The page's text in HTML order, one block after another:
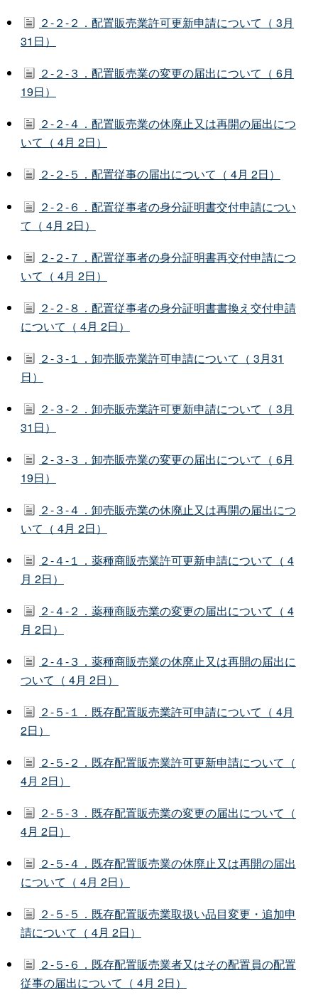
２-２-２．配置販売業許可更新申請について（ 3月
31日）
２-２-３．配置販売業の変更の届出について（ 6月
19日）
２-２-４．配置販売業の休廃止又は再開の届出につ
いて（ 4月 2日）
２-２-５．配置従事の届出について（ 4月 2日）
２-２-６．配置従事者の身分証明書交付申請につい
て（ 4月 2日）
２-２-７．配置従事者の身分証明書再交付申請につ
いて（ 4月 2日）
２-２-８．配置従事者の身分証明書書換え交付申請
について（ 4月 2日）
２-３-１．卸売販売業許可申請について（ 3月31
日）
２-３-２．卸売販売業許可更新申請について（ 3月
31日）
２-３-３．卸売販売業の変更の届出について（ 6月
19日）
２-３-４．卸売販売業の休廃止又は再開の届出につ
いて（ 4月 2日）
２-４-１．薬種商販売業許可更新申請について（ 4
月 2日）
２-４-２．薬種商販売業の変更の届出について（ 4
月 2日）
２-４-３．薬種商販売業の休廃止又は再開の届出に
ついて（ 4月 2日）
２-５-１．既存配置販売業許可申請について（ 4月
2日）
２-５-２．既存配置販売業許可更新申請について（
4月 2日）
２-５-３．既存配置販売業の変更の届出について（
4月 2日）
２-５-４．既存配置販売業の休廃止又は再開の届出
について（ 4月 2日）
２-５-５．既存配置販売業取扱い品目変更・追加申
請について（ 4月 2日）
２-５-６．既存配置販売業者又はその配置員の配置
従事の届出について（ 4月 2日）